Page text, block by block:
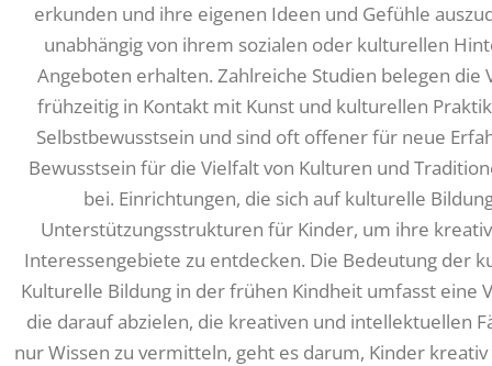
erkunden und ihre eigenen Ideen und Gefühle
unabhängig von ihrem sozialen oder kulturellen
Angeboten erhalten. Zahlreiche Studien belegen
frühzeitig in Kontakt mit Kunst und kulturellen
Selbstbewusstsein und sind oft offener für neue
Bewusstsein für die Vielfalt von Kulturen und
bei. Einrichtungen, die sich auf kulturelle
Unterstützungsstrukturen für Kinder, um ihre
Interessengebiete zu entdecken. Die Bedeutung der
Kulturelle Bildung in der frühen Kindheit umfasst eine
die darauf abzielen, die kreativen und intellektuellen
nur Wissen zu vermitteln, geht es darum, Kinder